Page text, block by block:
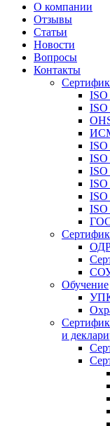
О компании
Отзывы
Статьи
Новости
Вопросы
Контакты
ISO
ISO
ISO
ISO
ISO
ISO
ISO
ISO
Обучение
и